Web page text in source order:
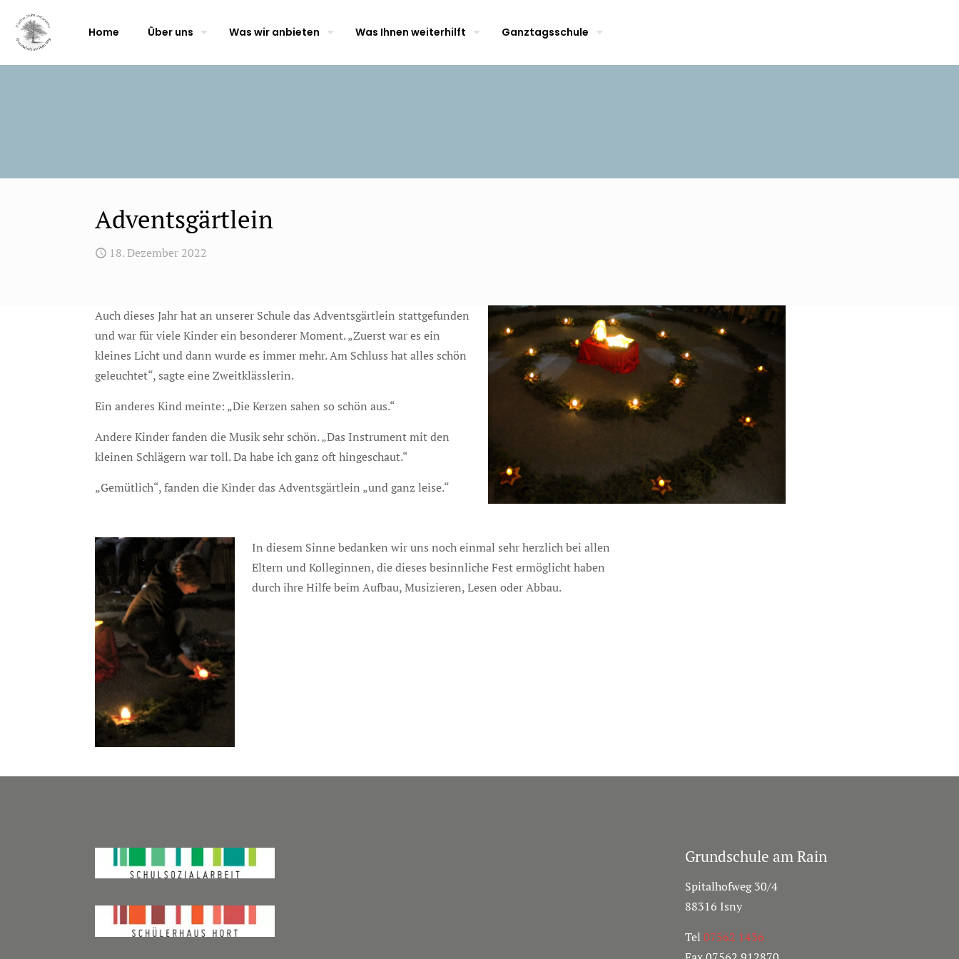
Home Über uns Was wir anbieten Was Ihnen weiterhilft Ganztagsschule
Adventsgärtlein
18. Dezember 2022
Auch dieses Jahr hat an unserer Schule das Adventsgärtlein stattgefunden
und war für viele Kinder ein besonderer Moment. „Zuerst war es ein
kleines Licht und dann wurde es immer mehr. Am Schluss hat alles schön
geleuchtet“, sagte eine Zweitklässlerin.
Ein anderes Kind meinte: „Die Kerzen sahen so schön aus.“
Andere Kinder fanden die Musik sehr schön. „Das Instrument mit den
kleinen Schlägern war toll. Da habe ich ganz oft hingeschaut.“
„Gemütlich“, fanden die Kinder das Adventsgärtlein „und ganz leise.“
In diesem Sinne bedanken wir uns noch einmal sehr herzlich bei allen
Eltern und Kolleginnen, die dieses besinnliche Fest ermöglicht haben
durch ihre Hilfe beim Aufbau, Musizieren, Lesen oder Abbau.
Grundschule am Rain
Spitalhofweg 30/4
88316 Isny
Tel 07562 1436